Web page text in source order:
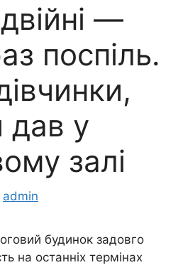
—
поспіль.
дав у
залі
admin
будинок задовго
на останніх термінах